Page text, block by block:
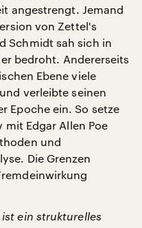
angestrengt. Jemand
von Zettel's
Schmidt sah sich in
bedroht. Andererseits
Ebene viele
verleibte seinen
Epoche ein. So setze
mit Edgar Allen Poe
und
Die Grenzen
ist ein strukturelles